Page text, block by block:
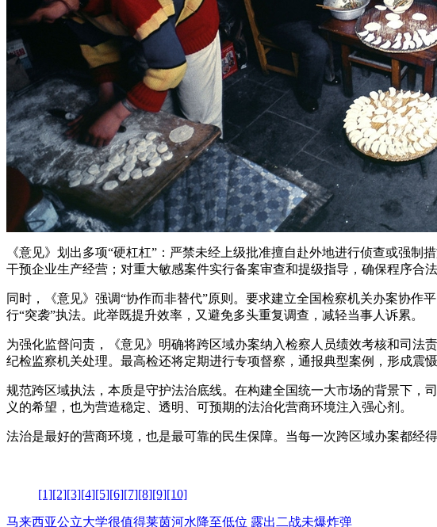
《意见》划出多项“硬杠杠”：严禁未经上级批准擅自赴外地进行侦查或强
干预企业生产经营；对重大敏感案件实行备案审查和提级指导，确保程序合法
同时，《意见》强调“协作而非替代”原则。要求建立全国检察机关办案协
行“突袭”执法。此举既提升效率，又避免多头重复调查，减轻当事人诉累。
为强化监督问责，《意见》明确将跨区域办案纳入检察人员绩效考核和司
纪检监察机关处理。最高检还将定期进行专项督察，通报典型案例，形成震慑
规范跨区域执法，本质是守护法治底线。在构建全国统一大市场的背景下，
义的希望，也为营造稳定、透明、可预期的法治化营商环境注入强心剂。
法治是最好的营商环境，也是最可靠的民生保障。当每一次跨区域办案都经
[1][2][3][4][5][6][7][8][9][10]
马来西亚公立大学很值得莱茵河水降至低位 露出二战未爆炸弹